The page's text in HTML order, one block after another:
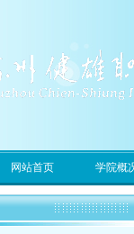
网站首页 学院概